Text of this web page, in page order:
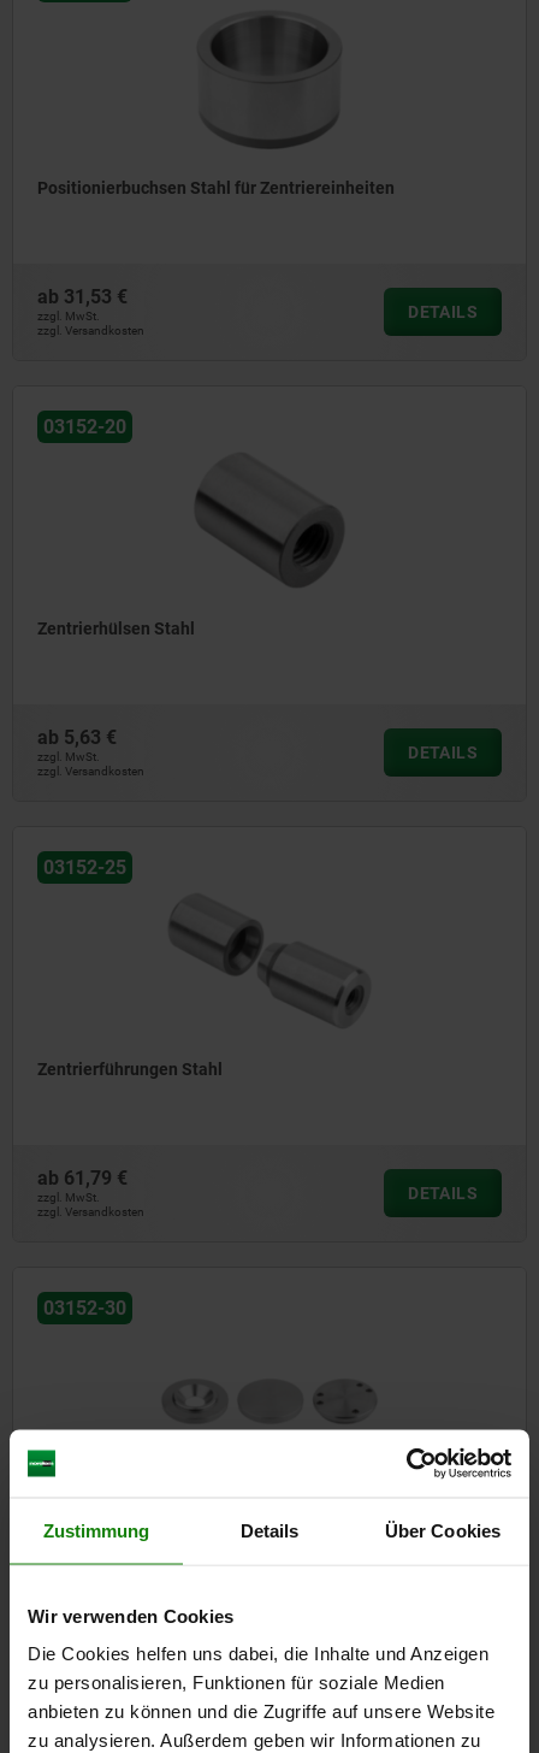
Zustimmung Details Über Cookies
Wir verwenden Cookies
Die Cookies helfen uns dabei, die Inhalte und Anzeigen
zu personalisieren, Funktionen für soziale Medien
anbieten zu können und die Zugriffe auf unsere Website
zu analysieren. Außerdem geben wir Informationen zu
Positionierbuchsen Stahl für Zentriereinheiten
ab 31,53 €
zzgl. MwSt.
zzgl. Versandkosten
DETAILS
03152-20
Zentrierhülsen Stahl
ab 5,63 €
zzgl. MwSt.
zzgl. Versandkosten
DETAILS
03152-25
Zentrierführungen Stahl
ab 61,79 €
zzgl. MwSt.
zzgl. Versandkosten
DETAILS
03152-30
ab28,63 €
zzgl. Versandkosten